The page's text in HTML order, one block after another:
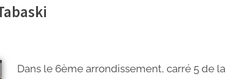
Dans le 6ème arrondissement, carré 5 de la